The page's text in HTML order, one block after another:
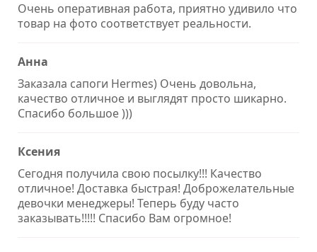
Очень оперативная работа, приятно удивило что
товар на фото соответствует реальности.
Анна
Заказала сапоги Hermes) Очень довольна,
качество отличное и выглядят просто шикарно.
Спасибо большое )))
Ксения
Сегодня получила свою посылку!!! Качество
отличное! Доставка быстрая! Доброжелательные
девочки менеджеры! Теперь буду часто
заказывать!!!!! Спасибо Вам огромное!